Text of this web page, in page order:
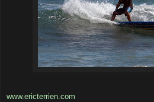
www.ericterrien.com